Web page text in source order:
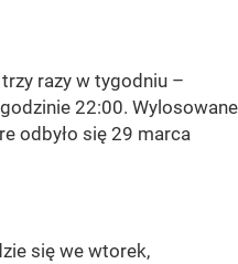
razy w tygodniu –
22:00. Wylosowane
odbyło się 29 marca
się we wtorek,